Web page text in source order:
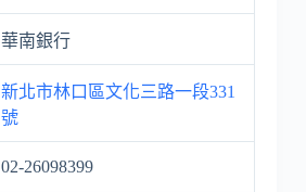
華南銀行
新北市林口區文化三路一段331
號
02-26098399